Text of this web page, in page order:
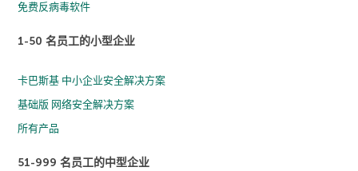
免费反病毒软件
1-50 名员工的小型企业
卡巴斯基 中小企业安全解决方案
基础版 网络安全解决方案
所有产品
51-999 名员工的中型企业